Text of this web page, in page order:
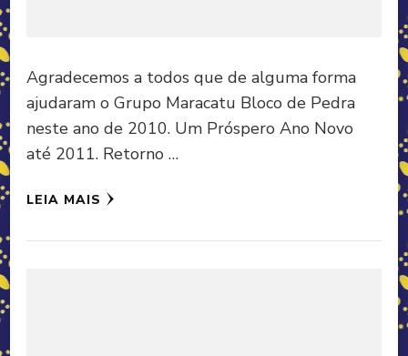
Agradecemos a todos que de alguma forma
ajudaram o Grupo Maracatu Bloco de Pedra
neste ano de 2010. Um Próspero Ano Novo
até 2011. Retorno …
LEIA MAIS